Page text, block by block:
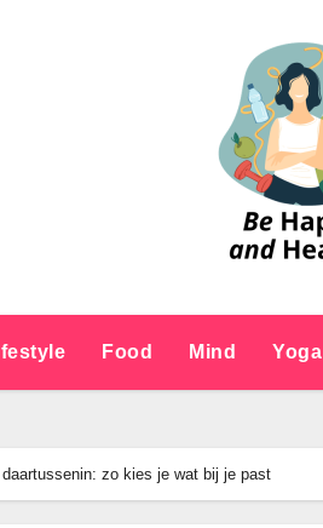
Food Mind Yoga
zo kies je wat bij je past